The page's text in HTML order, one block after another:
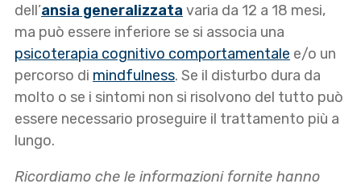
dell’ansia generalizzata varia da 12 a 18 mesi,
ma può essere inferiore se si associa una
psicoterapia cognitivo comportamentale e/o un
percorso di mindfulness. Se il disturbo dura da
molto o se i sintomi non si risolvono del tutto può
essere necessario proseguire il trattamento più a
lungo.
Ricordiamo che le informazioni fornite hanno